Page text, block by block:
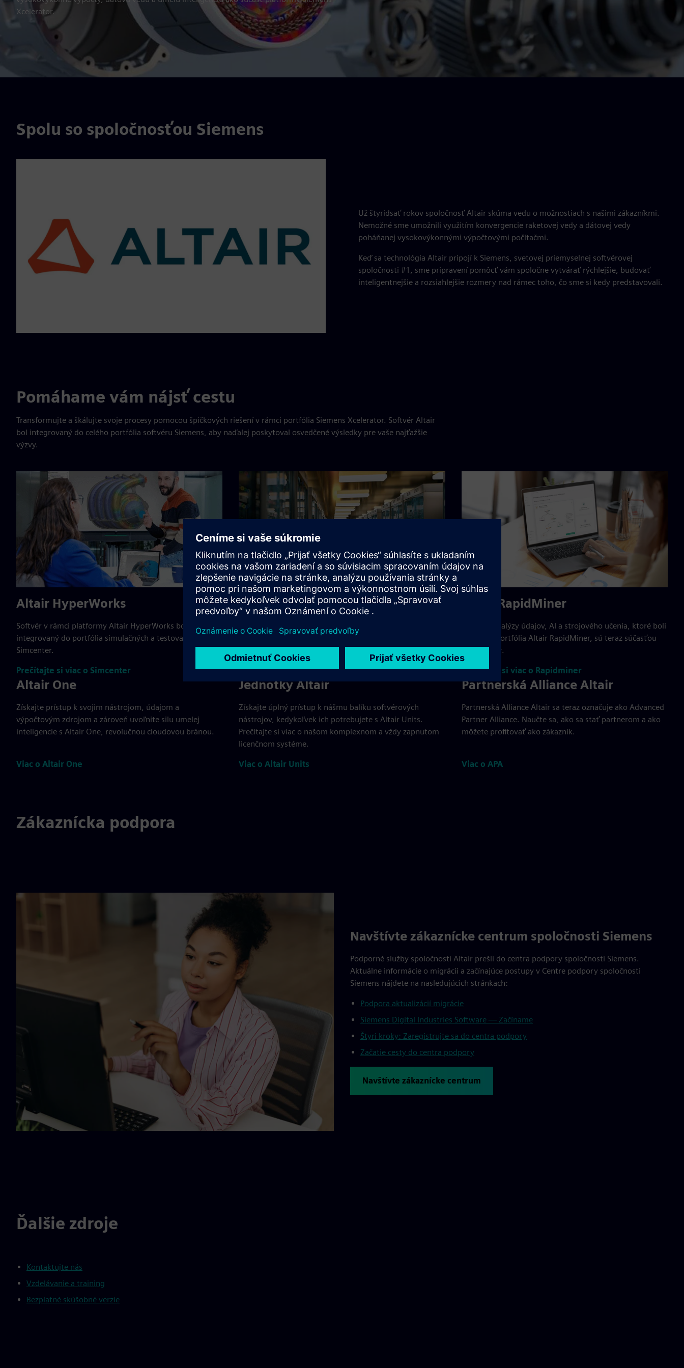
Xcelerator.
Spolu so spoločnosťou Siemens
Už štyridsať rokov spoločnosť Altair skúma vedu o možnostiach s našimi zákazníkmi.
Nemožné sme umožnili využitím konvergencie raketovej vedy a dátovej vedy
poháňanej vysokovýkonnými výpočtovými počítačmi.
Keď sa technológia Altair pripojí k Siemens, svetovej priemyselnej softvérovej
spoločnosti #1, sme pripravení pomôcť vám spoločne vytvárať rýchlejšie, budovať
inteligentnejšie a rozsiahlejšie rozmery nad rámec toho, čo sme si kedy predstavovali.
Pomáhame vám nájsť cestu
Transformujte a škálujte svoje procesy pomocou špičkových riešení v rámci portfólia Siemens Xcelerator. Softvér Altair
bol integrovaný do celého portfólia softvéru Siemens, aby naďalej poskytoval osvedčené výsledky pre vaše najťažšie
výzvy.
Altair HyperWorks
Softvér v rámci platformy Altair HyperWorks bol
integrovaný do portfólia simulačných a testovacích riešení
Simcenter.
Prečítajte si viac o Simcenter
Altair HPCWorks
HPC a cloudové produkty, ktoré boli predtým v rámci
platformy Altair HPCworks, sa teraz nachádzajú v
HPCWorks.
Prečítajte si viac o HPCWorks
Altair RapidMiner
Riešenia analýzy údajov, AI a strojového učenia, ktoré boli
súčasťou portfólia Altair RapidMiner, sú teraz súčasťou
Rapidminer.
Prečítajte si viac o Rapidminer
Altair One
Získajte prístup k svojim nástrojom, údajom a
výpočtovým zdrojom a zároveň uvoľnite silu umelej
inteligencie s Altair One, revolučnou cloudovou bránou.
Viac o Altair One
Jednotky Altair
Získajte úplný prístup k nášmu balíku softvérových
nástrojov, kedykoľvek ich potrebujete s Altair Units.
Prečítajte si viac o našom komplexnom a vždy zapnutom
licenčnom systéme.
Viac o Altair Units
Partnerská Alliance Altair
Partnerská Alliance Altair sa teraz označuje ako Advanced
Partner Alliance. Naučte sa, ako sa stať partnerom a ako
môžete profitovať ako zákazník.
Viac o APA
Zákaznícka podpora
Navštívte zákaznícke centrum spoločnosti Siemens
Podporné služby spoločnosti Altair prešli do centra podpory spoločnosti Siemens.
Aktuálne informácie o migrácii a začínajúce postupy v Centre podpory spoločnosti
Siemens nájdete na nasledujúcich stránkach:
Podpora aktualizácií migrácie
Siemens Digital Industries Software — Začíname
Štyri kroky: Zaregistrujte sa do centra podpory
Začatie cesty do centra podpory
Navštívte zákaznícke centrum
Ďalšie zdroje
Kontaktujte nás
Vzdelávanie a training
Bezplatné skúšobné verzie